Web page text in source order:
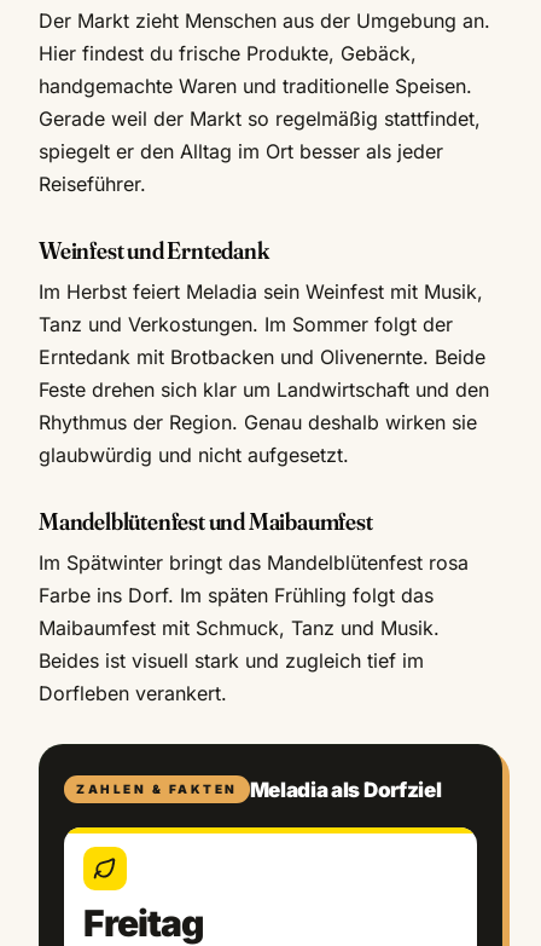
Der Markt zieht Menschen aus der Umgebung an.
Hier findest du frische Produkte, Gebäck,
handgemachte Waren und traditionelle Speisen.
Gerade weil der Markt so regelmäßig stattfindet,
spiegelt er den Alltag im Ort besser als jeder
Reiseführer.
Weinfest und Erntedank
Im Herbst feiert Meladia sein Weinfest mit Musik,
Tanz und Verkostungen. Im Sommer folgt der
Erntedank mit Brotbacken und Olivenernte. Beide
Feste drehen sich klar um Landwirtschaft und den
Rhythmus der Region. Genau deshalb wirken sie
glaubwürdig und nicht aufgesetzt.
Mandelblütenfest und Maibaumfest
Im Spätwinter bringt das Mandelblütenfest rosa
Farbe ins Dorf. Im späten Frühling folgt das
Maibaumfest mit Schmuck, Tanz und Musik.
Beides ist visuell stark und zugleich tief im
Dorfleben verankert.
ZAHLEN & FAKTEN Meladia als Dorfziel
Freitag